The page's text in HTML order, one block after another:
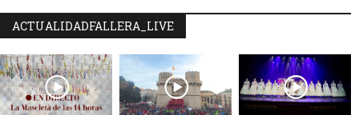
ACTUALIDADFALLERA_LIVE